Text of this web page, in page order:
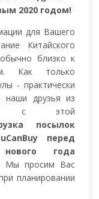
2020 годом!
для Вашего
Китайского
близко к
Как только
- практически
наши друзья из
с этой
посылок
перед
нового года
Мы просим Вас
планировании